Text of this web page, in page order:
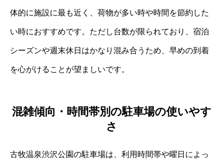
体的に施設に最も近く、荷物が多い時や時間を節約した
い時におすすめです。ただし台数が限られており、宿泊
シーズンや週末休日はかなり混み合うため、早めの到着
を心がけることが望ましいです。
混雑傾向・時間帯別の駐車場の使いやす
さ
古牧温泉渋沢公園の駐車場は、利用時間帯や曜日によっ